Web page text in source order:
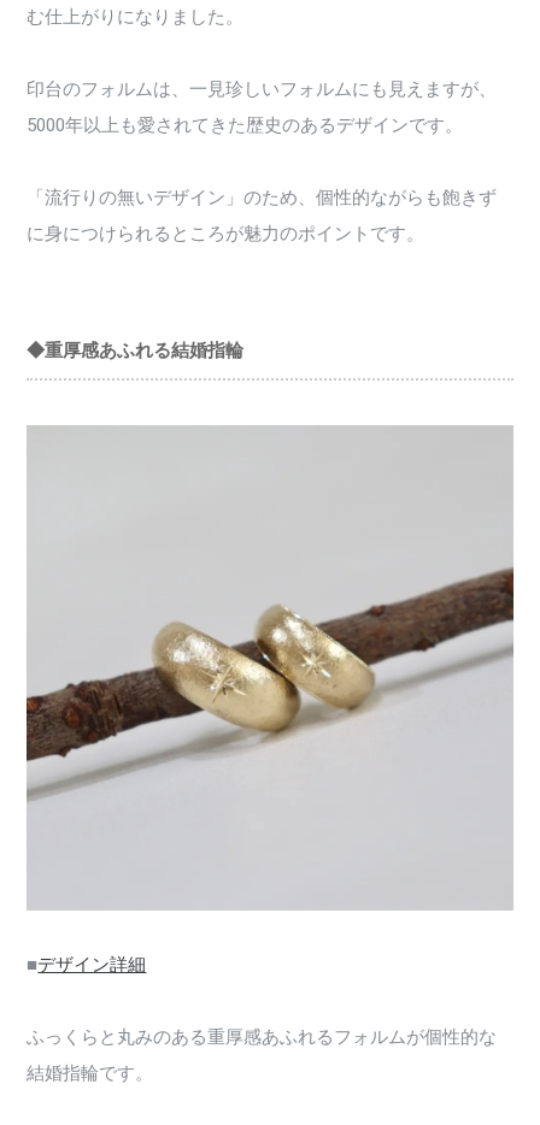
む仕上がりになりました。
印台のフォルムは、一見珍しいフォルムにも見えますが、
5000年以上も愛されてきた歴史のあるデザインです。
「流行りの無いデザイン」のため、個性的ながらも飽きず
に身につけられるところが魅力のポイントです。
◆重厚感あふれる結婚指輪
■デザイン詳細
ふっくらと丸みのある重厚感あふれるフォルムが個性的な
結婚指輪です。